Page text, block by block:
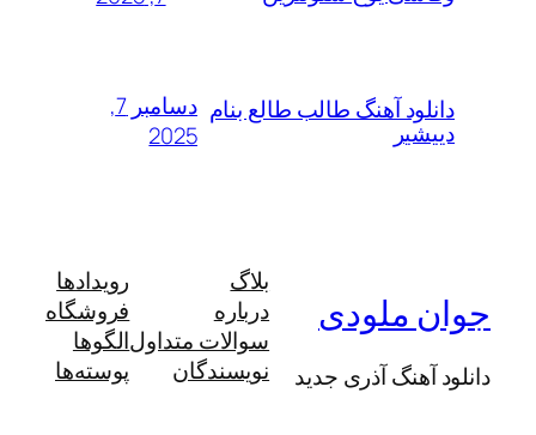
آهنگ طالب طالع بنام
دسامبر 7,
ملودی
آذری جدید
درباره
سوالات متداول
نویسندگان
رویدادها
فروشگاه
الگوها
پوسته‌ها